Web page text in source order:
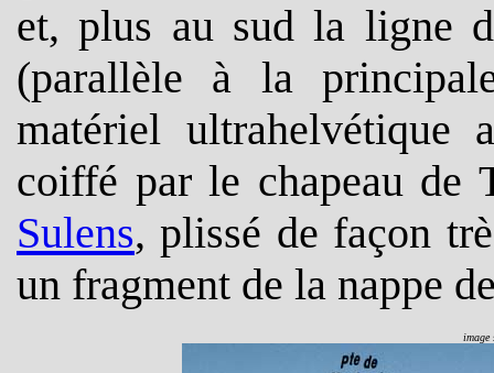
et, plus au sud la ligne
(parallèle à la
matériel ultrahelvétique
coiffé par le chapeau de
Sulens, plissé de façon
un fragment de la nappe
image